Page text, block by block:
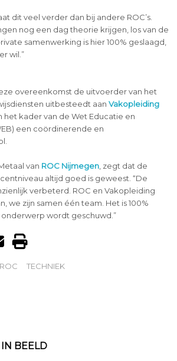
dit veel verder dan bij andere ROC’s.
nog een dag theorie krijgen, los van de
samenwerking is hier 100% geslaagd,
wil.”
overeenkomst de uitvoerder van het
uitbesteedt aan Vakopleiding
het kader van de Wet Educatie en
een coördinerende en
van ROC Nijmegen, zegt dat de
altijd goed is geweest. “De
verbeterd. ROC en Vakopleiding
we zijn samen één team. Het is 100%
wordt geschuwd.”
ROC TECHNIEK
BEELD